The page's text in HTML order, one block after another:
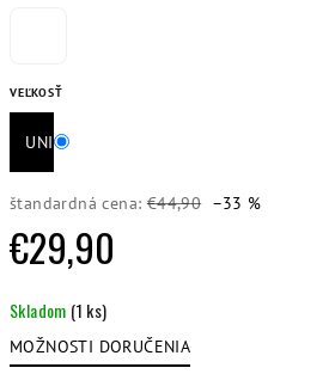
VEĽKOSŤ
UNI
štandardná cena: €44,90 –33 %
€29,90
cena:
Skladom (1 ks)
MOŽNOSTI DORUČENIA